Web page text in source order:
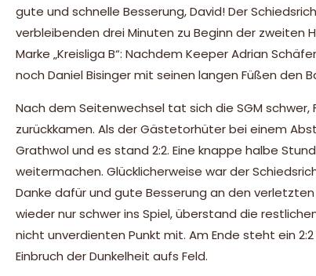
gute und schnelle Besserung, David! Der
verbleibenden drei Minuten zu Beginn der zweiten
Marke „Kreisliga B“: Nachdem Keeper Adrian
noch Daniel Bisinger mit seinen langen Füßen den
Nach dem Seitenwechsel tat sich die SGM
zurückkamen. Als der Gästetorhüter bei einem
Grathwol und es stand 2:2. Eine knappe halbe
weitermachen. Glücklicherweise war der
Danke dafür und gute Besserung an den
wieder nur schwer ins Spiel, überstand die
nicht unverdienten Punkt mit. Am Ende steht ein
Einbruch der Dunkelheit aufs Feld.